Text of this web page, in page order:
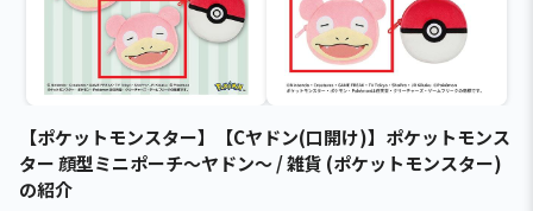
【ポケットモンスター】【Cヤドン(口開け)】ポケットモンス
ター 顔型ミニポーチ～ヤドン～ / 雑貨 (ポケットモンスター)
の紹介